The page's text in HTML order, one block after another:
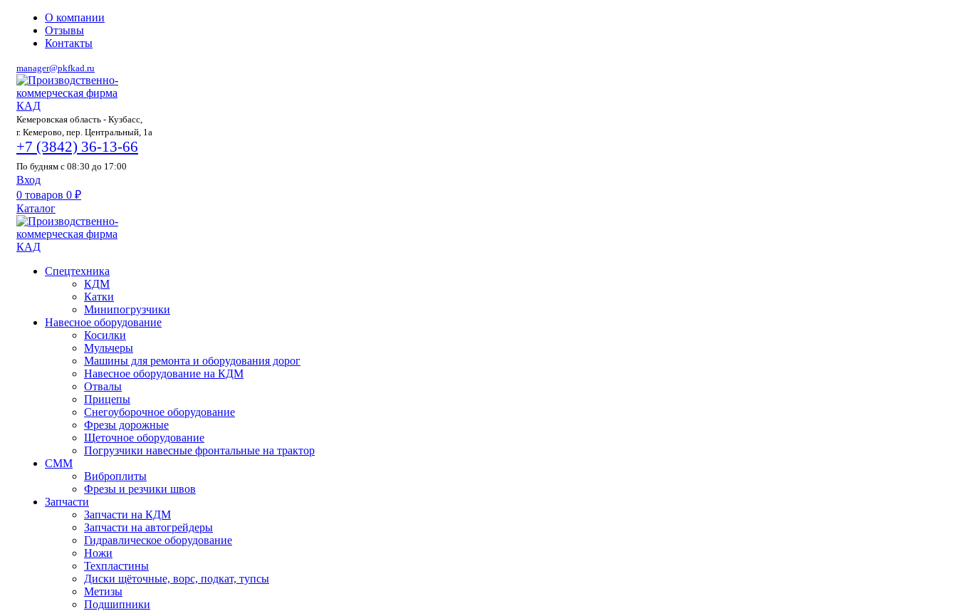
О компании
Отзывы
Контакты
manager@pkfkad.ru
Кемеровская область - Кузбасс,
г. Кемерово, пер. Центральный, 1а
+7 (3842) 36-13-66
По будням с 08:30 до 17:00
Вход
0 товаров 0 ₽
Каталог
Спецтехника
КДМ
Катки
Минипогрузчики
Навесное оборудование
Косилки
Мульчеры
Машины для ремонта и оборудования дорог
Навесное оборудование на КДМ
Отвалы
Прицепы
Снегоуборочное оборудование
Фрезы дорожные
Щеточное оборудование
Погрузчики навесные фронтальные на трактор
СММ
Виброплиты
Фрезы и резчики швов
Запчасти
Запчасти на КДМ
Запчасти на автогрейдеры
Гидравлическое оборудование
Ножи
Техпластины
Диски щёточные, ворс, подкат, тупсы
Метизы
Подшипники